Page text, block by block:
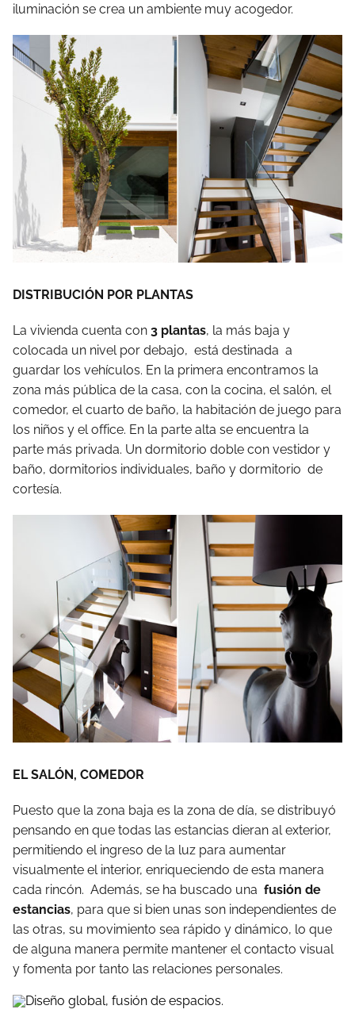
iluminación se crea un ambiente muy acogedor.
DISTRIBUCIÓN POR PLANTAS
La vivienda cuenta con 3 plantas, la más baja y
colocada un nivel por debajo, está destinada a
guardar los vehículos. En la primera encontramos la
zona más pública de la casa, con la cocina, el salón, el
comedor, el cuarto de baño, la habitación de juego para
los niños y el office. En la parte alta se encuentra la
parte más privada. Un dormitorio doble con vestidor y
baño, dormitorios individuales, baño y dormitorio de
cortesía.
EL SALÓN, COMEDOR
Puesto que la zona baja es la zona de día, se distribuyó
pensando en que todas las estancias dieran al exterior,
permitiendo el ingreso de la luz para aumentar
visualmente el interior, enriqueciendo de esta manera
cada rincón. Además, se ha buscado una fusión de
estancias, para que si bien unas son independientes de
las otras, su movimiento sea rápido y dinámico, lo que
de alguna manera permite mantener el contacto visual
y fomenta por tanto las relaciones personales.